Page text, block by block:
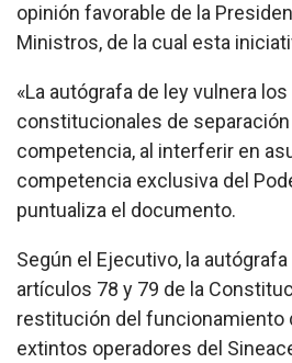
opinión favorable de la
Ministros, de la cual esta
«La autógrafa de ley vulnera
constitucionales de
competencia, al interferir en
competencia exclusiva del
puntualiza el documento.
Según el Ejecutivo, la
artículos 78 y 79 de la
restitución del funcionamiento
extintos operadores del